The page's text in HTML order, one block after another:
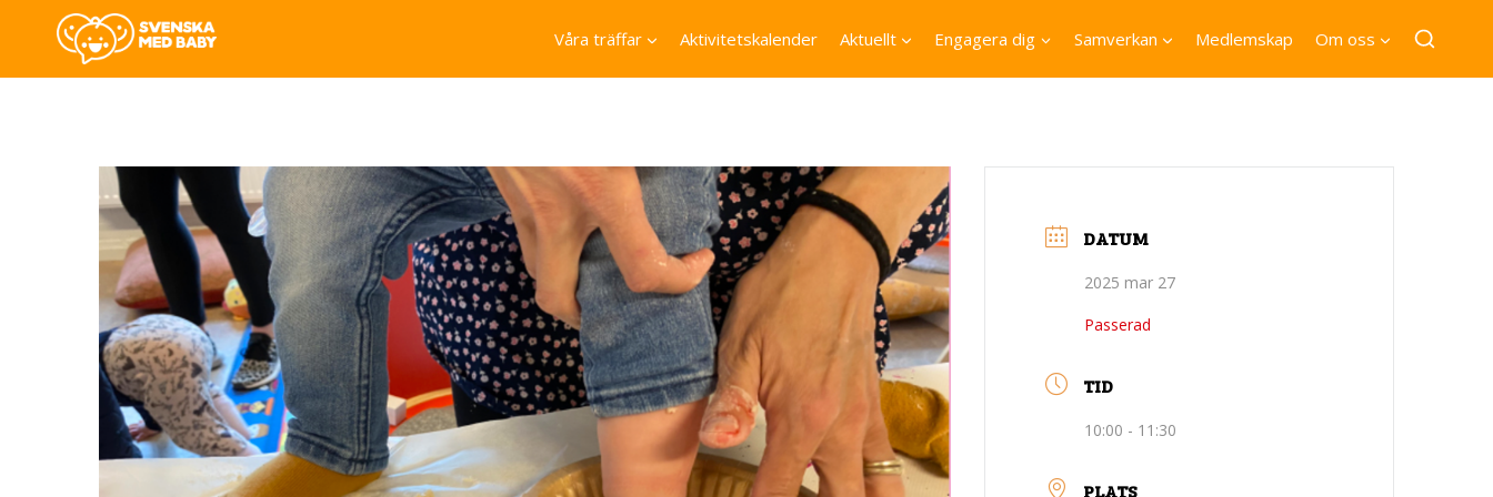
Våra träffar Aktivitetskalender Aktuellt Engagera dig Samverkan Medlemskap Om oss
DATUM
2025 mar 27
Passerad
TID
10:00 - 11:30
PLATS